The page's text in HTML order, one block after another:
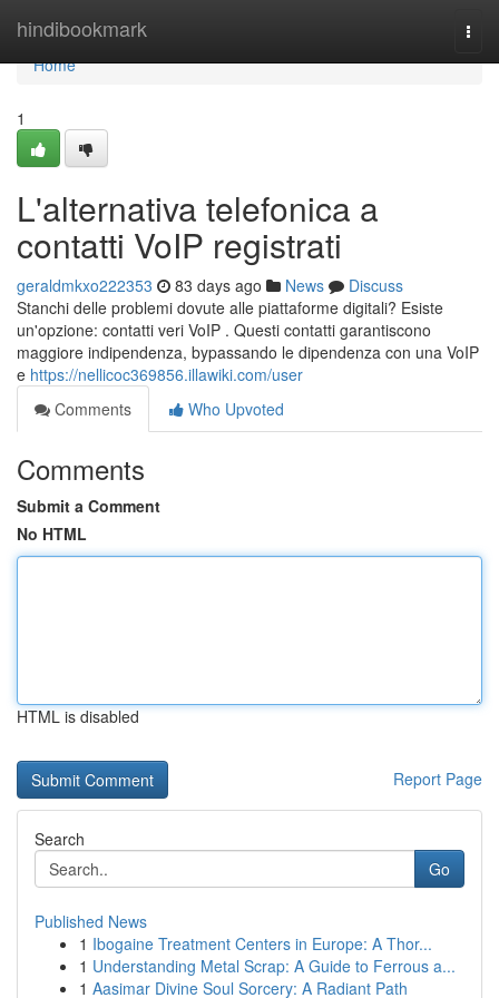
hindibookmark
Home
Home
1
L'alternativa telefonica a
contatti VoIP registrati
geraldmkxo222353 83 days ago News
Discuss
Stanchi delle problemi dovute alle piattaforme digitali? Esiste
un'opzione: contatti veri VoIP . Questi contatti garantiscono
maggiore indipendenza, bypassando le dipendenza con una VoIP
e https://nellicoc369856.illawiki.com/user
Comments
Who Upvoted
Comments
Submit a Comment
No HTML
HTML is disabled
Report Page
Search
Go
Published News
1 Ibogaine Treatment Centers in Europe: A Thor...
1 Understanding Metal Scrap: A Guide to Ferrous a...
1 Aasimar Divine Soul Sorcery: A Radiant Path